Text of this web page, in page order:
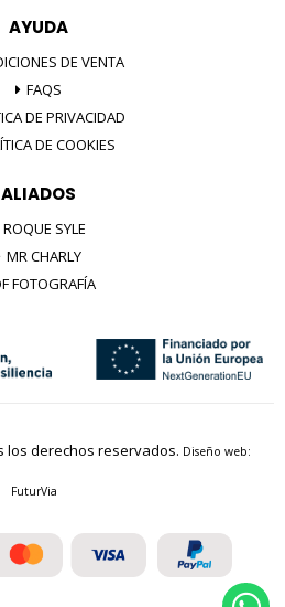
AYUDA
DE VENTA
FAQS
DE PRIVACIDAD
DE COOKIES
ALIADOS
ROQUE SYLE
MR CHARLY
FOTOGRAFÍA
los derechos reservados. Diseño web:
FuturVia